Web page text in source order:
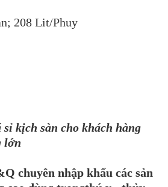
208 Lit/Phuy
kịch sàn cho khách hàng
lớn
chuyên nhập khẩu các sản